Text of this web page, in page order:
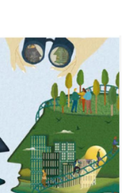
droits de l’homme sur